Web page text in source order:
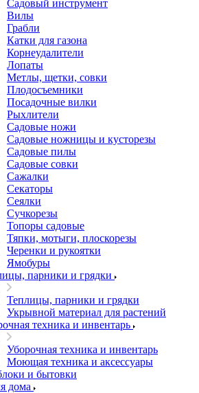
Садовый инструмент
Вилы
Грабли
Катки для газона
Корнеудалители
Лопаты
Метлы, щетки, совки
Плодосъемники
Посадочные вилки
Рыхлители
Садовые ножи
Садовые ножницы и кусторезы
Садовые пилы
Садовые совки
Сажалки
Секаторы
Сеялки
Сучкорезы
Топоры садовые
Тяпки, мотыги, плоскорезы
Черенки и рукоятки
Ямобуры
парники и грядки
Теплицы, парники и грядки
Укрывной материал для растений
техника и инвентарь
Уборочная техника и инвентарь
Моющая техника и аксессуары
и бытовки
дома